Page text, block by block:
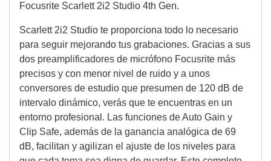
Focusrite Scarlett 2i2 Studio 4th Gen.
Scarlett 2i2 Studio te proporciona todo lo necesario
para seguir mejorando tus grabaciones. Gracias a sus
dos preamplificadores de micrófono Focusrite más
precisos y con menor nivel de ruido y a unos
conversores de estudio que presumen de 120 dB de
intervalo dinámico, verás que te encuentras en un
entorno profesional. Las funciones de Auto Gain y
Clip Safe, además de la ganancia analógica de 69
dB, facilitan y agilizan el ajuste de los niveles para